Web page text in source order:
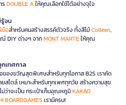
รDOUBLE Aให้คุณเลือกใช้ได้อย่างจุใจ
จบ
มือสำหรับคนสร้างสรรค์ตัวจริง ทั้งสีไม้Colleen,
DIY ต่างๆ จากMONT MARTEให้คุณ
เทศกาล
องขวัญสุดพิเศษสำหรับทุกโอกาส B2S เราคัด
สไตล์ เหมาะสำหรับทุกเพศทุกวัย สร้างความสุข
าจะเป็น กระเป๋าเก็บอุณหภูมิKAKAO
BOARDGAMES เรามีครบ!